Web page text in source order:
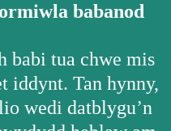
babanod
babi tua chwe mis
iddynt. Tan hynny,
wedi datblygu’n